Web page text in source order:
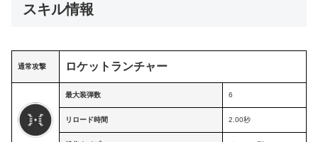
スキル情報
通常攻撃 ロケットランチャー
最大装弾数 6
リロード時間 2.00秒